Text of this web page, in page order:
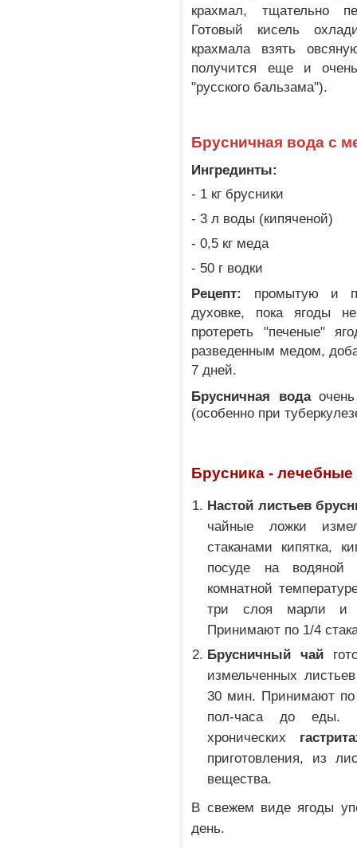
крахмал, тщательно
Готовый кисель
крахмала взять
получится еще и
"русского бальзама").
Брусничная вода с
Ингрединты:
- 1 кг брусники
- 3 л воды (кипяченой)
- 0,5 кг меда
- 50 г водки
Рецепт:
промытую и
духовке, пока ягоды
протереть "печеные"
разведенным медом,
7 дней.
Брусничная водаочень
(особенно при
Брусника -
Настой листьев
чайные ложки
стаканами кипятка,
посуде на
комнатной
три слоя марли и
Принимают по 1/4
Брусничный чай
измельченных
30 мин. Принимают по
пол-часа до еды.
хронических
приготовления, из
вещества.
В свежем виде ягоды
день.